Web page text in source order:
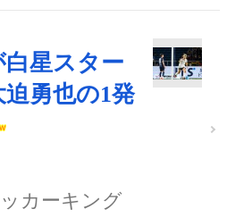
星スター
勇也の1発
カーキング